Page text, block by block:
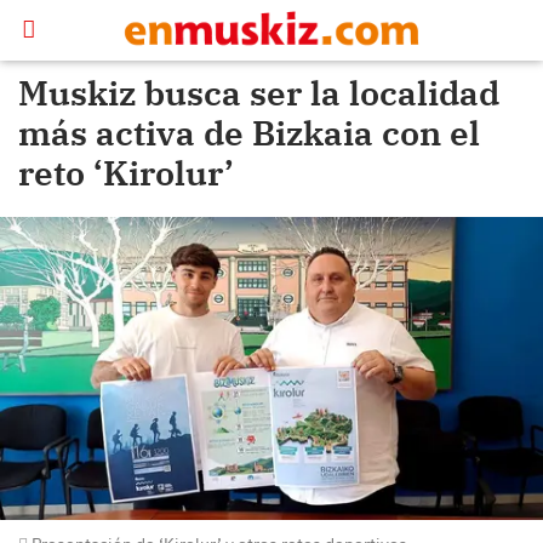
Muskiz busca ser la localidad
más activa de Bizkaia con el
reto ‘Kirolur’